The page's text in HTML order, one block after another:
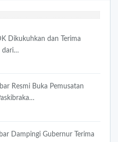
Dikukuhkan dan Terima
dari…
Resmi Buka Pemusatan
Dampingi Gubernur Terima